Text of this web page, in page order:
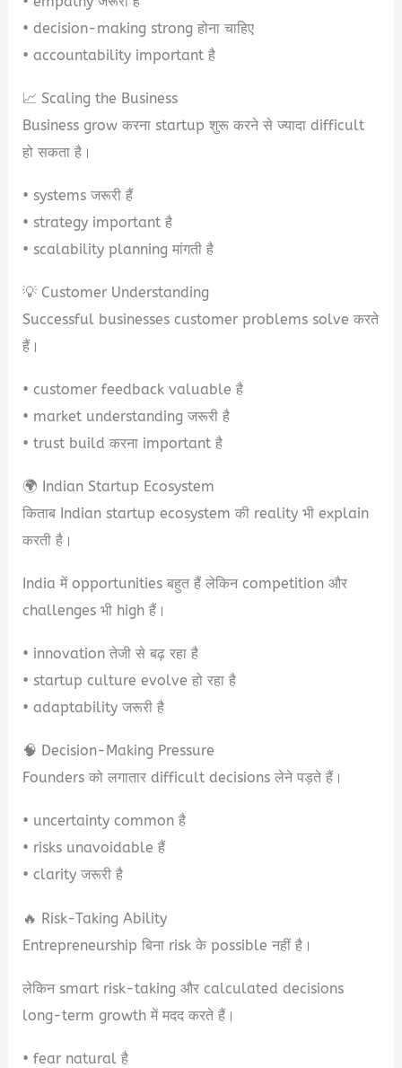
• decision-making strong होना चाहिए
• accountability important है
📈 Scaling the Business
Business grow करना startup शुरू करने से ज्यादा difficult
हो सकता है।
• systems जरूरी हैं
• strategy important है
• scalability planning मांगती है
💡 Customer Understanding
Successful businesses customer problems solve करते
हैं।
• customer feedback valuable है
• market understanding जरूरी है
• trust build करना important है
🌍 Indian Startup Ecosystem
किताब Indian startup ecosystem की reality भी explain
करती है।
India में opportunities बहुत हैं लेकिन competition और
challenges भी high हैं।
• innovation तेजी से बढ़ रहा है
• startup culture evolve हो रहा है
• adaptability जरूरी है
🧠 Decision-Making Pressure
Founders को लगातार difficult decisions लेने पड़ते हैं।
• uncertainty common है
• risks unavoidable हैं
• clarity जरूरी है
🔥 Risk-Taking Ability
Entrepreneurship बिना risk के possible नहीं है।
लेकिन smart risk-taking और calculated decisions
long-term growth में मदद करते हैं।
• fear natural है